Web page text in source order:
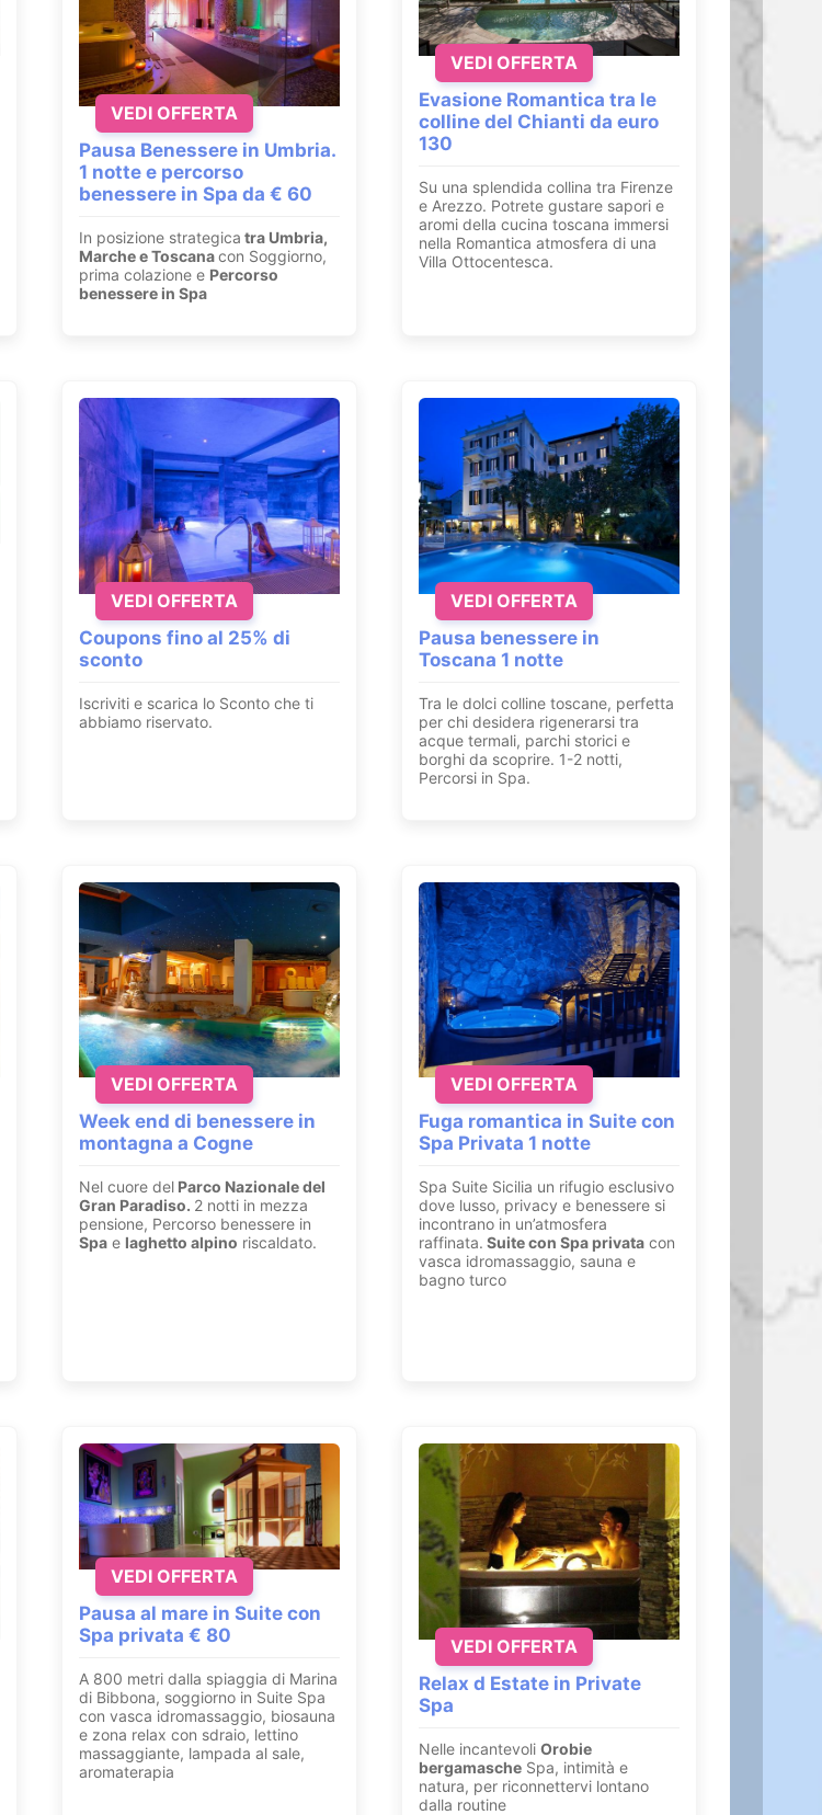
Pausa Benessere in Umbria.
1 notte e percorso
benessere in Spa da € 60
In posizione strategica tra Umbria,
Marche e Toscanacon Soggiorno,
prima colazione e Percorso
benessere in Spa
VEDI OFFERTA
Evasione Romantica tra le
colline del Chianti da euro
130
Su una splendida collina tra Firenze
e Arezzo. Potrete gustare sapori e
aromi della cucina toscana immersi
nella Romantica atmosfera di una
Villa Ottocentesca.
VEDI OFFERTA
Coupons fino al 25% di
sconto
Iscriviti e scarica lo Sconto che ti
abbiamo riservato.
VEDI OFFERTA
Pausa benessere in
Toscana 1 notte
Tra le dolci colline toscane, perfetta
per chi desidera rigenerarsi tra
acque termali, parchi storici e
borghi da scoprire. 1-2 notti,
Percorsi in Spa.
VEDI OFFERTA
Week end di benessere in
montagna a Cogne
Nel cuore del Parco Nazionale del
Gran Paradiso. 2 notti in mezza
pensione, Percorso benessere in
Spa e laghetto alpino riscaldato.
VEDI OFFERTA
Fuga romantica in Suite con
Spa Privata 1 notte
Spa Suite Sicilia un rifugio esclusivo
dove lusso, privacy e benessere si
incontrano in un’atmosfera
raffinata. Suite con Spa privata con
vasca idromassaggio, sauna e
bagno turco
VEDI OFFERTA
Pausa al mare in Suite con
Spa privata € 80
A 800 metri dalla spiaggia di Marina
di Bibbona, soggiorno in Suite Spa
con vasca idromassaggio, biosauna
e zona relax con sdraio, lettino
massaggiante, lampada al sale,
aromaterapia
VEDI OFFERTA
Relax d Estate in Private
Spa
Nelle incantevoli Orobie
bergamasche Spa, intimità e
natura, per riconnettervi lontano
dalla routine
VEDI OFFERTA